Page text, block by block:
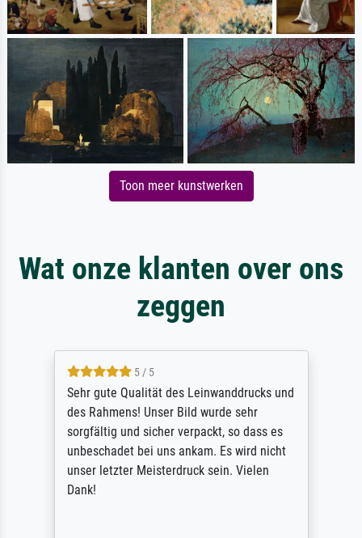
Toon meer kunstwerken
Wat onze klanten over ons
zeggen
5 / 5
Sehr gute Qualität des Leinwanddrucks und
des Rahmens! Unser Bild wurde sehr
sorgfältig und sicher verpackt, so dass es
unbeschadet bei uns ankam. Es wird nicht
unser letzter Meisterdruck sein. Vielen
Dank!